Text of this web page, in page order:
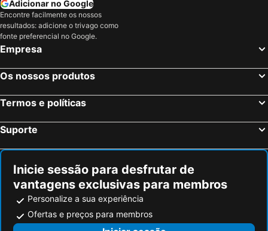
Adicionar no Google
Encontre facilmente os nossos
resultados: adicione o trivago como
fonte preferencial no Google.
Empresa
Os nossos produtos
Termos e políticas
Suporte
Inicie sessão para desfrutar de
vantagens exclusivas para membros
Personalize a sua experiência
Ofertas e preços para membros